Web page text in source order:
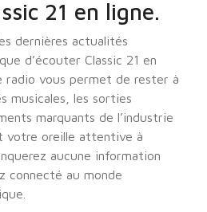
21 en ligne.
dernières actualités
d’écouter Classic 21 en
radio vous permet de rester à
musicales, les sorties
marquants de l’industrie
votre oreille attentive à
aucune information
connecté au monde